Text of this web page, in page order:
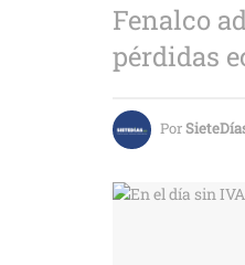
Fenalco
pérdidas
Por